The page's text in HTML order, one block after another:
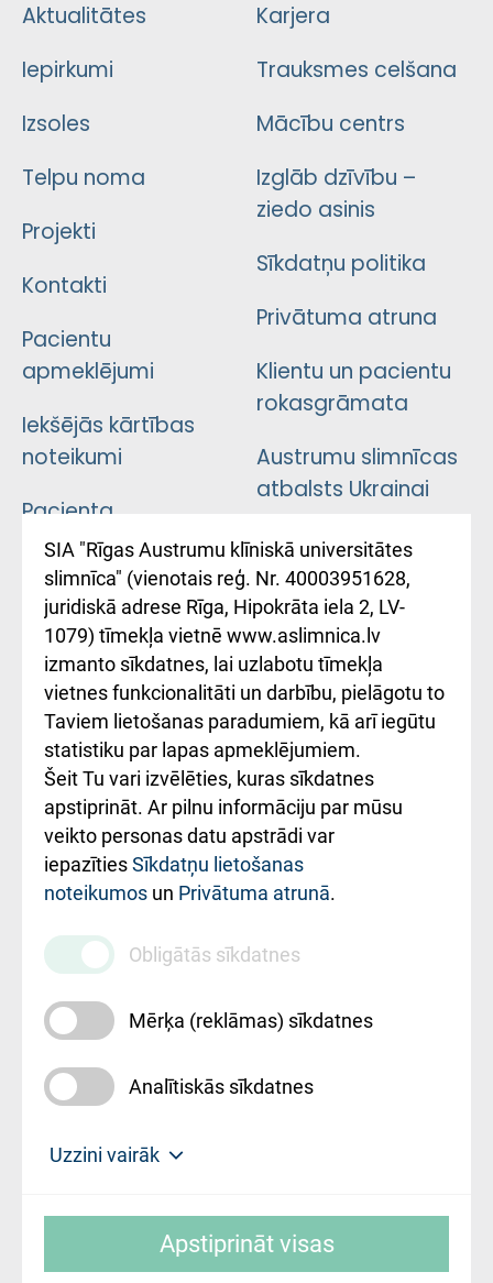
Aktualitātes
Iepirkumi
Izsoles
Telpu noma
Projekti
Kontakti
Pacientu
apmeklējumi
Iekšējās kārtības
noteikumi
Pacienta
atsauksmju/sūdzību
iesniegšanas
kārtība
Kā pie mums nokļūt
Rēķinu apmaksas
ceļvedis
Rekvizīti un
ārstniecības
iestādes kods
010000234
Maksas
pakalpojumu
cenrādis
Karjera
Trauksmes celšana
Mācību centrs
Izglāb dzīvību –
ziedo asinis
Sīkdatņu politika
Privātuma atruna
Klientu un pacientu
rokasgrāmata
Austrumu slimnīcas
atbalsts Ukrainai
Підтримка Східної
лікарні та співпраця з
Україною
SIA "Rīgas Austrumu klīniskā universitātes
slimnīca" (vienotais reģ. Nr. 40003951628,
juridiskā adrese Rīga, Hipokrāta iela 2, LV-
1079) tīmekļa vietnē www.aslimnica.lv
izmanto sīkdatnes, lai uzlabotu tīmekļa
vietnes funkcionalitāti un darbību, pielāgotu to
Taviem lietošanas paradumiem, kā arī iegūtu
statistiku par lapas apmeklējumiem.
Šeit Tu vari izvēlēties, kuras sīkdatnes
apstiprināt. Ar pilnu informāciju par mūsu
veikto personas datu apstrādi var
iepazītiesSīkdatņu lietošanas
noteikumos un Privātuma atrunā.
Obligātās sīkdatnes
Mērķa (reklāmas) sīkdatnes
Analītiskās sīkdatnes
Uzzini vairāk
slimnīca, turpmāk – Pārzinis, sīkdatņu
Apstiprināt visas